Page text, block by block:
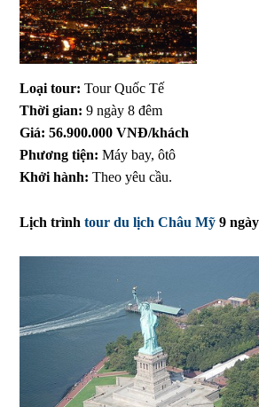
Loại tour: Tour Quốc Tế
Thời gian:9 ngày 8 đêm
Giá:56.900.000 VNĐ/khách
Phương tiện:Máy bay, ôtô
Khởi hành:Theo yêu cầu.
Lịch trìnhtour du lịch Châu Mỹ9